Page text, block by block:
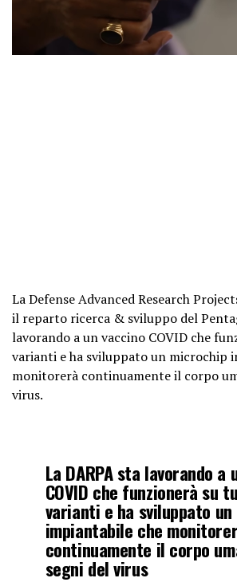
La Defense Advanced Research
il reparto ricerca & sviluppo del
lavorando a un vaccino COVID che
varianti e ha sviluppato un microchip
monitorerà continuamente il corpo
virus.
La DARPA sta lavorando a
COVID che funzionerà su
varianti e ha sviluppato
impiantabile che
continuamente il corpo
segni del virus